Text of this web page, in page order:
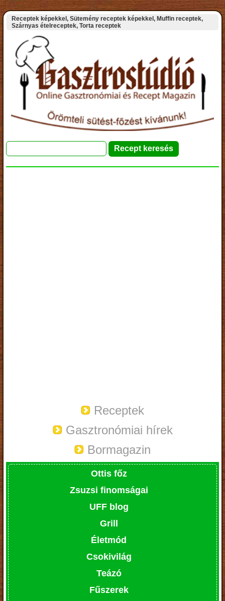
Receptek képekkel, Sütemény receptek képekkel, Muffin receptek,
Szárnyas ételreceptek, Torta receptek
Receptek
Gasztronómiai hírek
Bormagazin
Ottis főz
Zsuzsi finomságai
UFF blog
Grill
Életmód
Csokivilág
Teázó
Fűszerek